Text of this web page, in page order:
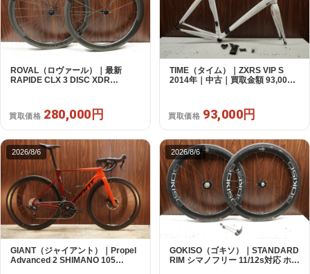
ROVAL（ロヴァール）｜最新
RAPIDE CLX 3 DISC XDR
買取価格 280,000円
TIME（タイム）｜ZXRS VIP S
2014年｜中古｜買取金額 93,000
買取価格 93,000円
2026/8/6
GIANT（ジャイアント）｜Propel
Advanced 2 SHIMANO 105
2026/8/6
GOKISO（ゴキソ）｜STANDARD
RIM シマノフリー 11/12s対応 ホイ